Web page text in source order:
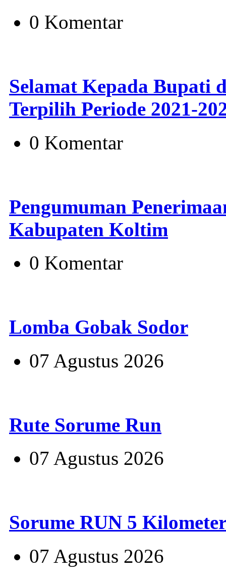
0 Komentar
Selamat Kepada Bupati
Terpilih Periode 2021-
0 Komentar
Pengumuman
Kabupaten Koltim
0 Komentar
Lomba Gobak Sodor
07 Agustus 2026
Rute Sorume Run
07 Agustus 2026
Sorume RUN 5
07 Agustus 2026